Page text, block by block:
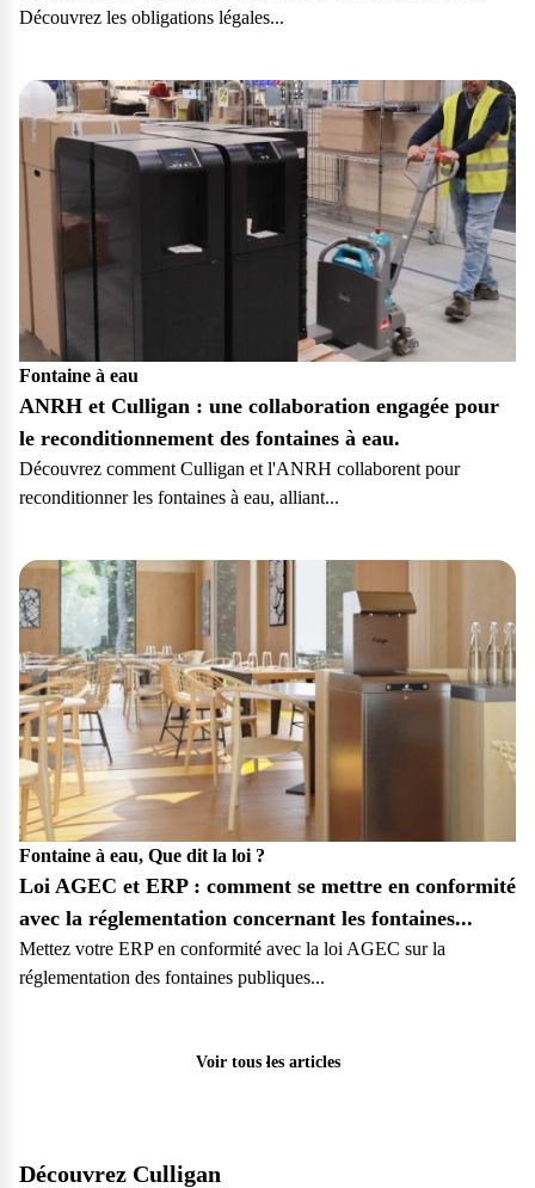
Découvrez les obligations légales...
Fontaine à eau
ANRH et Culligan : une collaboration engagée pour
le reconditionnement des fontaines à eau.
Découvrez comment Culligan et l'ANRH collaborent pour
reconditionner les fontaines à eau, alliant...
Fontaine à eau, Que dit la loi ?
Loi AGEC et ERP : comment se mettre en conformité
avec la réglementation concernant les fontaines...
Mettez votre ERP en conformité avec la loi AGEC sur la
réglementation des fontaines publiques...
Voir tous les articles
Découvrez Culligan